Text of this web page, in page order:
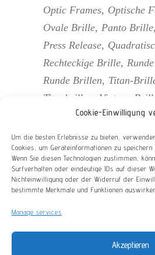
Cookie-Einwilligung
Um die besten Erlebnisse zu bieten,
Cookies, um Geräteinformationen zu
Wenn Sie diesen Technologien zustimmen,
Surfverhalten oder eindeutige IDs auf dieser
Nichteinwilligung oder der Widerruf der
bestimmte Merkmale und Funktionen
Manage services
Akzeptieren
Optic Frames Optische
Ovale Brille Panto Brille
Press Release
Rechteckige Brille
Runde Brillen
Titan-
Titanbrillen
Vintage
Vintage Brillengestell
Vintage Brillengestelle
Wein Windsor Brillen
©2023 COPYRIGHT BRAUN
ALL RIGHTS